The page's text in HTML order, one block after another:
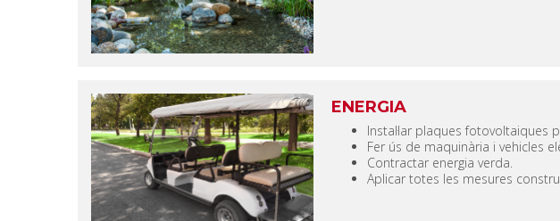
ENERGIA
Instal·lar plaques fotovoltaiques
Fer ús de maquinària i vehicles
Contractar energia verda.
Aplicar totes les mesures